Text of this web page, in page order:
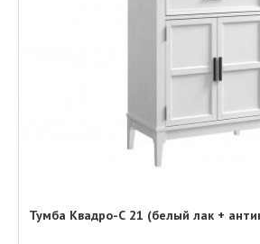
Тумба Квадро-С 21 (белый лак +